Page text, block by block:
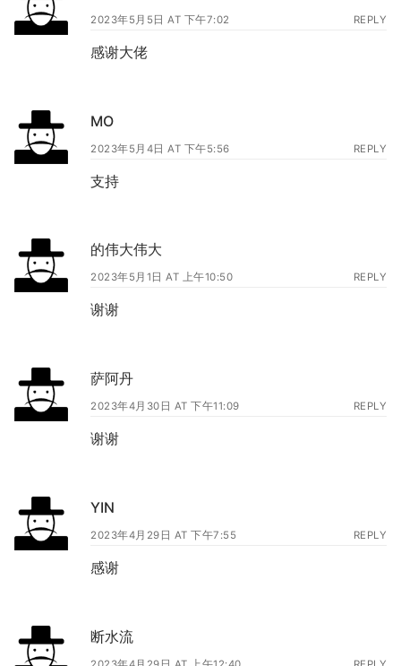
2023年5月5日 AT 下午7:02 REPLY
感谢大佬
MO
2023年5月4日 AT 下午5:56 REPLY
支持
的伟大伟大
2023年5月1日 AT 上午10:50 REPLY
谢谢
萨阿丹
2023年4月30日 AT 下午11:09 REPLY
谢谢
YIN
2023年4月29日 AT 下午7:55 REPLY
感谢
断水流